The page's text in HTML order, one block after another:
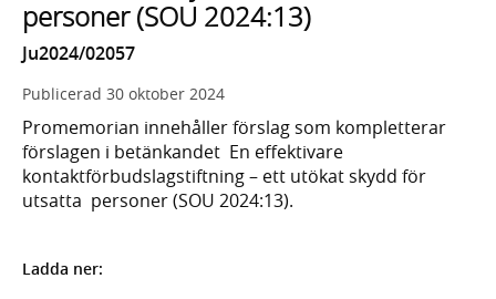
personer (SOU 2024:13)
Ju2024/02057
Publicerad 30 oktober 2024
Promemorian innehåller förslag som kompletterar
förslagen i betänkandet En effektivare
kontaktförbudslagstiftning – ett utökat skydd för
utsatta personer (SOU 2024:13).
Ladda ner: